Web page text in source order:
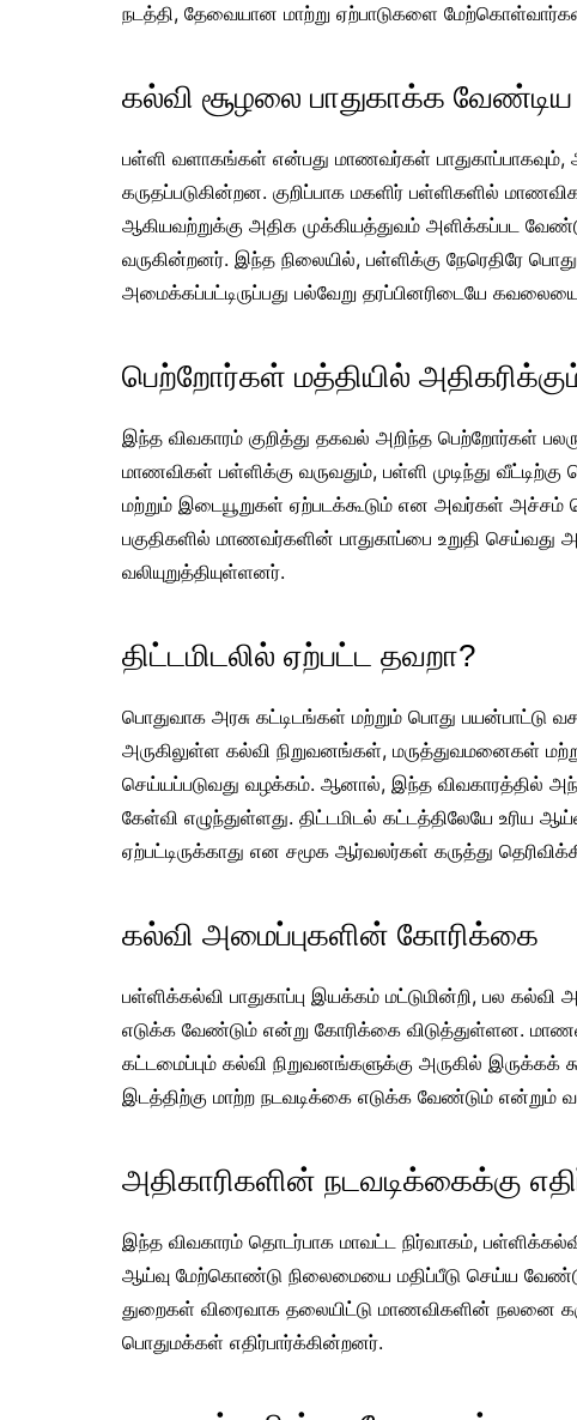
நடத்தி, தேவையான மாற்று ஏற்பாடுகளை மேற்கொள்வார்களா
கல்வி சூழலை பாதுகாக்க
பள்ளி வளாகங்கள் என்பது மாணவர்கள்
கருதப்படுகின்றன. குறிப்பாக மகளிர் பள்ளிகளில்
ஆகியவற்றுக்கு அதிக முக்கியத்துவம் அளிக்கப்பட
வருகின்றனர். இந்த நிலையில், பள்ளிக்கு நேரெதிரே
அமைக்கப்பட்டிருப்பது பல்வேறு தரப்பினரிடையே கவலையை
பெற்றோர்கள் மத்தியில்
இந்த விவகாரம் குறித்து தகவல் அறிந்த பெற்றோர்கள்
மாணவிகள் பள்ளிக்கு வருவதும், பள்ளி முடிந்து
மற்றும் இடையூறுகள் ஏற்படக்கூடும் என அவர்கள் அச்சம்
பகுதிகளில் மாணவர்களின் பாதுகாப்பை உறுதி செய்வது
வலியுறுத்தியுள்ளனர்.
திட்டமிடலில் ஏற்பட்ட தவறா?
பொதுவாக அரசு கட்டிடங்கள் மற்றும் பொது
அருகிலுள்ள கல்வி நிறுவனங்கள், மருத்துவமனைகள்
செய்யப்படுவது வழக்கம். ஆனால், இந்த விவகாரத்தில்
கேள்வி எழுந்துள்ளது. திட்டமிடல் கட்டத்திலேயே உரிய
ஏற்பட்டிருக்காது என சமூக ஆர்வலர்கள் கருத்து
கல்வி அமைப்புகளின் கோரிக்கை
பள்ளிக்கல்வி பாதுகாப்பு இயக்கம் மட்டுமின்றி, பல
எடுக்க வேண்டும் என்று கோரிக்கை விடுத்துள்ளன.
கட்டமைப்பும் கல்வி நிறுவனங்களுக்கு அருகில்
இடத்திற்கு மாற்ற நடவடிக்கை எடுக்க வேண்டும் என்றும்
அதிகாரிகளின் நடவடிக்கைக்கு
இந்த விவகாரம் தொடர்பாக மாவட்ட நிர்வாகம்,
ஆய்வு மேற்கொண்டு நிலைமையை மதிப்பீடு செய்ய
துறைகள் விரைவாக தலையிட்டு மாணவிகளின் நலனை
பொதுமக்கள் எதிர்பார்க்கின்றனர்.